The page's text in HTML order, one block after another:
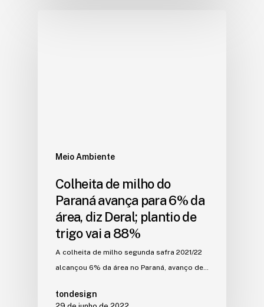
Meio Ambiente
Colheita de milho do
Paraná avança para 6% da
área, diz Deral; plantio de
trigo vai a 88%
A colheita de milho segunda safra 2021/22
alcançou 6% da área no Paraná, avanço de…
tondesign